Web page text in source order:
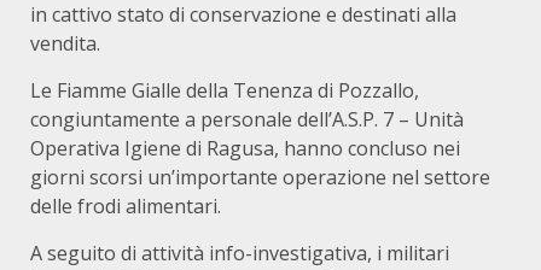
in cattivo stato di conservazione e destinati alla
vendita.
Le Fiamme Gialle della Tenenza di Pozzallo,
congiuntamente a personale dell’A.S.P. 7 – Unità
Operativa Igiene di Ragusa, hanno concluso nei
giorni scorsi un’importante operazione nel settore
delle frodi alimentari.
A seguito di attività info-investigativa, i militari